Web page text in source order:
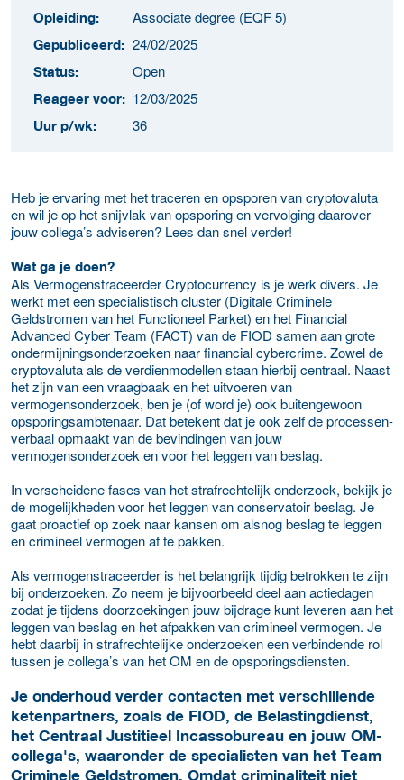
Opleiding: Associate degree (EQF 5)
Gepubliceerd: 24/02/2025
Status: Open
Reageer voor: 12/03/2025
Uur p/wk: 36
Heb je ervaring met het traceren en opsporen van cryptovaluta
en wil je op het snijvlak van opsporing en vervolging daarover
jouw collega’s adviseren? Lees dan snel verder!
Wat ga je doen?
Als Vermogenstraceerder Cryptocurrency is je werk divers. Je
werkt met een specialistisch cluster (Digitale Criminele
Geldstromen van het Functioneel Parket) en het Financial
Advanced Cyber Team (FACT) van de FIOD samen aan grote
ondermijningsonderzoeken naar financial cybercrime. Zowel de
cryptovaluta als de verdienmodellen staan hierbij centraal. Naast
het zijn van een vraagbaak en het uitvoeren van
vermogensonderzoek, ben je (of word je) ook buitengewoon
opsporingsambtenaar. Dat betekent dat je ook zelf de processen-
verbaal opmaakt van de bevindingen van jouw
vermogensonderzoek en voor het leggen van beslag.
In verscheidene fases van het strafrechtelijk onderzoek, bekijk je
de mogelijkheden voor het leggen van conservatoir beslag. Je
gaat proactief op zoek naar kansen om alsnog beslag te leggen
en crimineel vermogen af te pakken.
Als vermogenstraceerder is het belangrijk tijdig betrokken te zijn
bij onderzoeken. Zo neem je bijvoorbeeld deel aan actiedagen
zodat je tijdens doorzoekingen jouw bijdrage kunt leveren aan het
leggen van beslag en het afpakken van crimineel vermogen. Je
hebt daarbij in strafrechtelijke onderzoeken een verbindende rol
tussen je collega’s van het OM en de opsporingsdiensten.
Je onderhoud verder contacten met verschillende
ketenpartners, zoals de FIOD, de Belastingdienst,
het Centraal Justitieel Incassobureau en jouw OM-
collega's, waaronder de specialisten van het Team
Criminele Geldstromen. Omdat criminaliteit niet